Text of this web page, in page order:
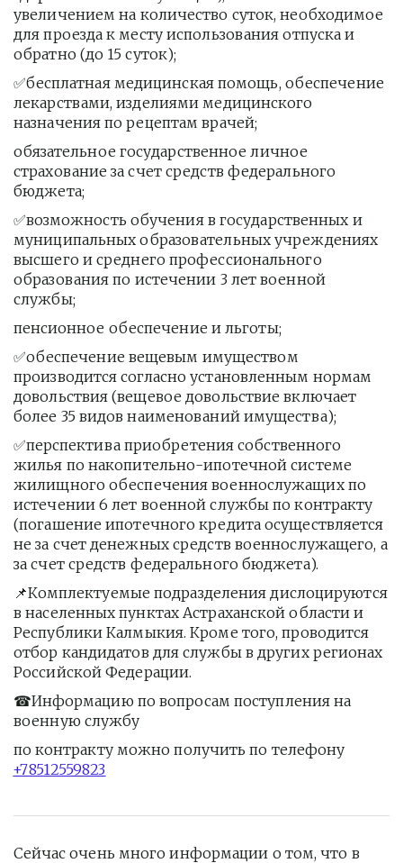
увеличением на количество суток, необходимое
для проезда к месту использования отпуска и
обратно (до 15 суток);
✅бесплатная медицинская помощь, обеспечение
лекарствами, изделиями медицинского
назначения по рецептам врачей;
обязательное государственное личное
страхование за счет средств федерального
бюджета;
✅возможность обучения в государственных и
муниципальных образовательных учреждениях
высшего и среднего профессионального
образования по истечении 3 лет военной
службы;
пенсионное обеспечение и льготы;
✅обеспечение вещевым имуществом
производится согласно установленным нормам
довольствия (вещевое довольствие включает
более 35 видов наименований имущества);
✅перспектива приобретения собственного
жилья по накопительно-ипотечной системе
жилищного обеспечения военнослужащих по
истечении 6 лет военной службы по контракту
(погашение ипотечного кредита осуществляется
не за счет денежных средств военнослужащего, а
за счет средств федерального бюджета).
📌Комплектуемые подразделения дислоцируются
в населенных пунктах Астраханской области и
Республики Калмыкия. Кроме того, проводится
отбор кандидатов для службы в других регионах
Российской Федерации.
☎Информацию по вопросам поступления на
военную службу
+78512559823
Сейчас очень много информации о том, что в